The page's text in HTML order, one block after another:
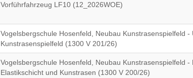
Vorführfahrzeug LF10 (12_2026WOE)
Vogelsbergschule Hosenfeld, Neubau Kunstrasenspielfeld -
Kunstrasenspielfeld (1300 V 201/26)
Vogelsbergschule Hosenfeld, Neubau Kunstrasenspielfeld -
Elastikschicht und Kunstrasen (1300 V 200/26)